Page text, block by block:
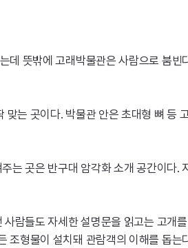
뜻밖에 고래박물관은 사람으로 붐
는 곳이다. 박물관 안은 초대형 뼈 등
는 곳은 반구대 암각화 소개 공간이다
람들도 자세한 설명문을 읽고는 고개
조형물이 설치돼 관람객의 이해를 돕